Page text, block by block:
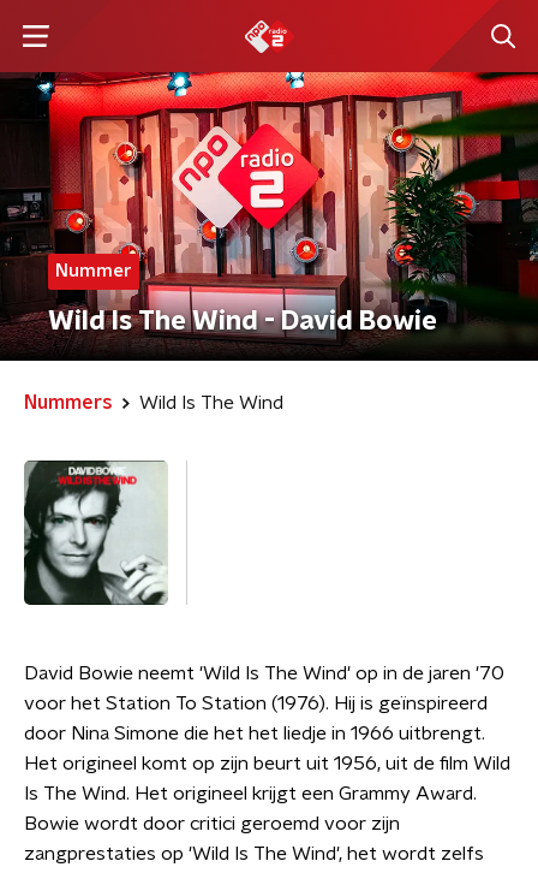
Nummer
Wild Is The Wind - David Bowie
Nummers Wild Is The Wind
David Bowie neemt 'Wild Is The Wind' op in de jaren '70
voor het Station To Station (1976). Hij is geïnspireerd
door Nina Simone die het het liedje in 1966 uitbrengt.
Het origineel komt op zijn beurt uit 1956, uit de film Wild
Is The Wind. Het origineel krijgt een Grammy Award.
Bowie wordt door critici geroemd voor zijn
zangprestaties op 'Wild Is The Wind', het wordt zelfs